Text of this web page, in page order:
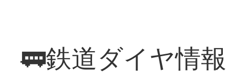
🚃鉄道ダイヤ情